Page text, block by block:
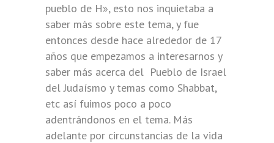
pueblo de H», esto nos inquietaba a
saber más sobre este tema, y fue
entonces desde hace alrededor de 17
años que empezamos a interesarnos y
saber más acerca del Pueblo de Israel
del Judaísmo y temas como Shabbat,
etc así fuimos poco a poco
adentrándonos en el tema. Más
adelante por circunstancias de la vida